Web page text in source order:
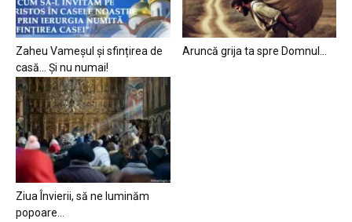
Zaheu Vameșul și sfințirea de
casă… Și nu numai!
Aruncă grija ta spre Domnul…
Ziua Învierii, să ne luminăm
popoare…